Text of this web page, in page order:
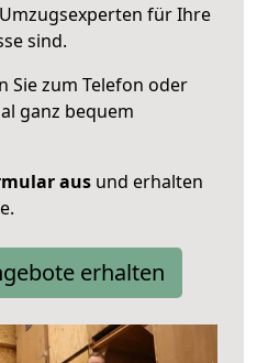
für Ihre
sind.
Sie zum Telefon oder
ganz bequem
aus und erhalten
erhalten